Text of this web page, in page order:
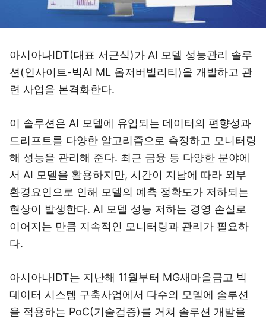
아시아나IDT(대표 서근식)가 AI 모델 성능관리 솔루
션(인사이트-빅AI ML 옵저버빌리티)을 개발하고 관
련 사업을 본격화한다.
이 솔루션은 AI 모델에 유입되는 데이터의 편향성과
드리프트를 다양한 알고리즘으로 측정하고 모니터링
해 성능을 관리해 준다. 최근 금융 등 다양한 분야에
서 AI 모델을 활용하지만, 시간이 지남에 따라 외부
환경요인으로 인해 모델의 예측 정확도가 저하되는
현상이 발생한다. AI 모델 성능 저하는 경영 손실로
이어지는 만큼 지속적인 모니터링과 관리가 필요하
다.
아시아나IDT는 지난해 11월부터 MG새마을금고 빅
데이터 시스템 구축사업에서 다수의 모델에 솔루션
을 적용하는 PoC(기술검증)를 거쳐 솔루션 개발을